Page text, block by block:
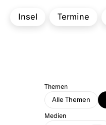
Insel Termine
Themen
Alle Themen
Medien